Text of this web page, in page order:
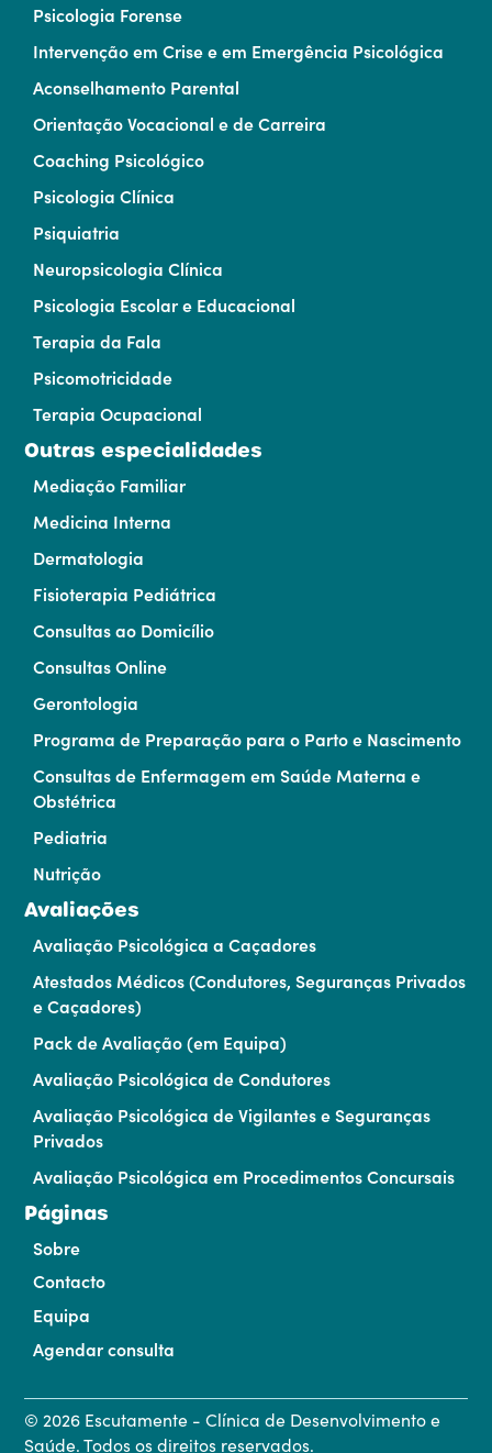
Psicologia Forense
Intervenção em Crise e em Emergência Psicológica
Aconselhamento Parental
Orientação Vocacional e de Carreira
Coaching Psicológico
Psicologia Clínica
Psiquiatria
Neuropsicologia Clínica
Psicologia Escolar e Educacional
Terapia da Fala
Psicomotricidade
Terapia Ocupacional
Outras especialidades
Mediação Familiar
Medicina Interna
Dermatologia
Fisioterapia Pediátrica
Consultas ao Domicílio
Consultas Online
Gerontologia
Programa de Preparação para o Parto e Nascimento
Consultas de Enfermagem em Saúde Materna e
Obstétrica
Pediatria
Nutrição
Avaliações
Avaliação Psicológica a Caçadores
Atestados Médicos (Condutores, Seguranças Privados
e Caçadores)
Pack de Avaliação (em Equipa)
Avaliação Psicológica de Condutores
Avaliação Psicológica de Vigilantes e Seguranças
Privados
Avaliação Psicológica em Procedimentos Concursais
Páginas
Sobre
Contacto
Equipa
Agendar consulta
© 2026 Escutamente - Clínica de Desenvolvimento e
Saúde. Todos os direitos reservados.